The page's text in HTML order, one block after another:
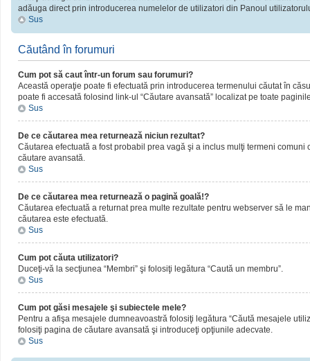
adăuga direct prin introducerea numelelor de utilizatori din Panoul
Sus
Căutând în forumuri
Cum pot să caut într-un forum sau forumuri?
Această operaţie poate fi efectuată prin introducerea termenului căutat în
poate fi accesată folosind link-ul “Căutare avansată” localizat pe toate
Sus
De ce căutarea mea returnează niciun rezultat?
Căutarea efectuată a fost probabil prea vagă şi a inclus mulţi termeni
căutare avansată.
Sus
De ce căutarea mea returnează o pagină goală!?
Căutarea efectuată a returnat prea multe rezultate pentru webserver să le
căutarea este efectuată.
Sus
Cum pot căuta utilizatori?
Duceţi-vă la secţiunea “Membri” şi folosiţi legătura “Caută un membru”.
Sus
Cum pot găsi mesajele şi subiectele mele?
Pentru a afişa mesajele dumneavoastră folosiţi legătura “Căută mesajele
folosiţi pagina de căutare avansată şi introduceţi opţiunile adecvate.
Sus